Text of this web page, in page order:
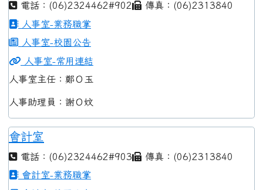
電話：(06)2324462#902
傳真：(06)2313840
人事室-業務職掌
人事室-校園公告
人事室-常用連結
人事室主任：鄭Ｏ玉
人事助理員：謝Ｏ妏
會計室
電話：(06)2324462#903
傳真：(06)2313840
會計室-業務職掌